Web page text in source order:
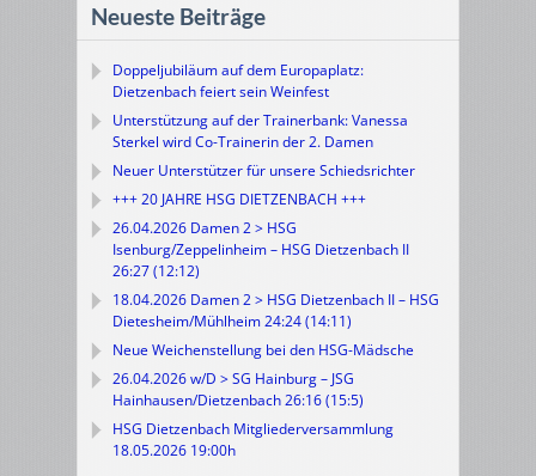
Neueste Beiträge
Doppeljubiläum auf dem Europaplatz:
Dietzenbach feiert sein Weinfest
Unterstützung auf der Trainerbank: Vanessa
Sterkel wird Co-Trainerin der 2. Damen
Neuer Unterstützer für unsere Schiedsrichter
+++ 20 JAHRE HSG DIETZENBACH +++
26.04.2026 Damen 2 > HSG
Isenburg/Zeppelinheim – HSG Dietzenbach II
26:27 (12:12)
18.04.2026 Damen 2 > HSG Dietzenbach II – HSG
Dietesheim/Mühlheim 24:24 (14:11)
Neue Weichenstellung bei den HSG-Mädsche
26.04.2026 w/D > SG Hainburg – JSG
Hainhausen/Dietzenbach 26:16 (15:5)
HSG Dietzenbach Mitgliederversammlung
18.05.2026 19:00h